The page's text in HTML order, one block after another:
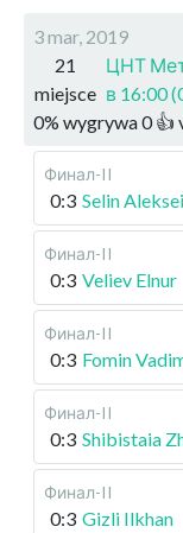
3 mar, 2019
21
miejsce
ЦНТ
в 16:00
0% wygrywa0👍
Финал-II
0:3 Selin Aleksei
Финал-II
0:3 Veliev Elnur
Финал-II
0:3 Fomin
Финал-II
0:3 Shibistaia
Финал-II
0:3 Gizli Ilkhan